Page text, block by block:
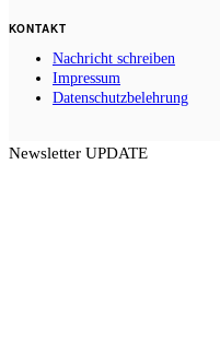
KONTAKT
Nachricht schreiben
Impressum
Datenschutzbelehrung
Newsletter UPDATE